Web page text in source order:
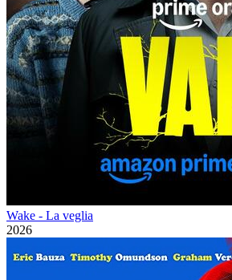
Wake - La veglia
2026